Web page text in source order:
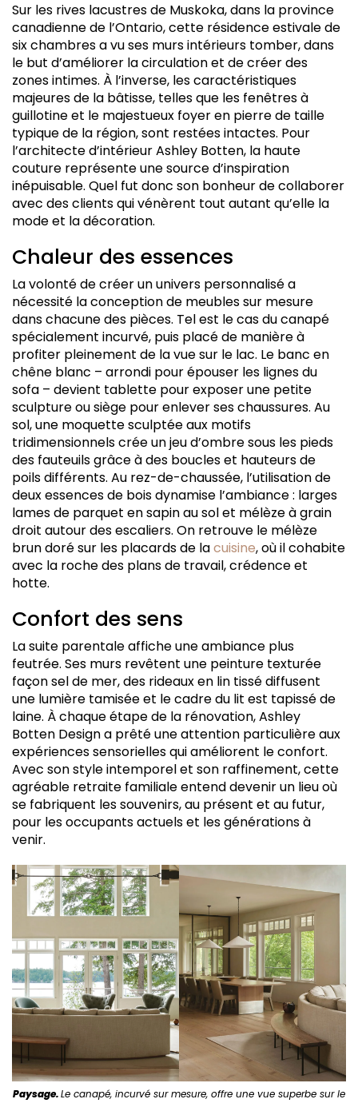
Sur les rives lacustres de Muskoka, dans la province
canadienne de l’Ontario, cette résidence estivale de
six chambres a vu ses murs intérieurs tomber, dans
le but d’améliorer la circulation et de créer des
zones intimes. À l’inverse, les caractéristiques
majeures de la bâtisse, telles que les fenêtres à
guillotine et le majestueux foyer en pierre de taille
typique de la région, sont restées intactes. Pour
l’architecte d’intérieur Ashley Botten, la haute
couture représente une source d’inspiration
inépuisable. Quel fut donc son bonheur de collaborer
avec des clients qui vénèrent tout autant qu’elle la
mode et la décoration.
Chaleur des essences
La volonté de créer un univers personnalisé a
nécessité la conception de meubles sur mesure
dans chacune des pièces. Tel est le cas du canapé
spécialement incurvé, puis placé de manière à
profiter pleinement de la vue sur le lac. Le banc en
chêne blanc – arrondi pour épouser les lignes du
sofa – devient tablette pour exposer une petite
sculpture ou siège pour enlever ses chaussures. Au
sol, une moquette sculptée aux motifs
tridimensionnels crée un jeu d’ombre sous les pieds
des fauteuils grâce à des boucles et hauteurs de
poils différents. Au rez-de-chaussée, l’utilisation de
deux essences de bois dynamise l’ambiance : larges
lames de parquet en sapin au sol et mélèze à grain
droit autour des escaliers. On retrouve le mélèze
brun doré sur les placards de lacuisine, où il cohabite
avec la roche des plans de travail, crédence et
hotte.
Confort des sens
La suite parentale affiche une ambiance plus
feutrée. Ses murs revêtent une peinture texturée
façon sel de mer, des rideaux en lin tissé diffusent
une lumière tamisée et le cadre du lit est tapissé de
laine. À chaque étape de la rénovation, Ashley
Botten Design a prêté une attention particulière aux
expériences sensorielles qui améliorent le confort.
Avec son style intemporel et son raffinement, cette
agréable retraite familiale entend devenir un lieu où
se fabriquent les souvenirs, au présent et au futur,
pour les occupants actuels et les générations à
venir.
Paysage.Le canapé, incurvé sur mesure, offre une vue superbe sur le